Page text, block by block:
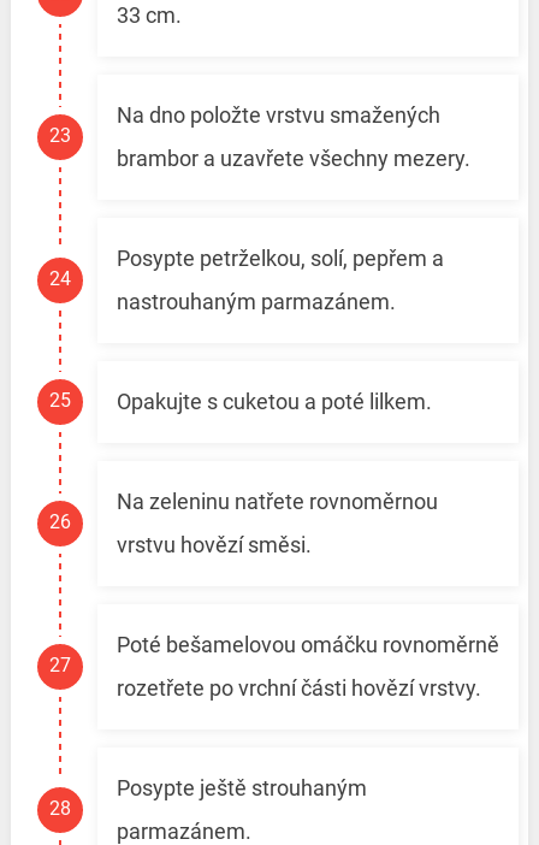
33 cm.
Na dno položte vrstvu smažených
brambor a uzavřete všechny mezery.
Posypte petrželkou, solí, pepřem a
nastrouhaným parmazánem.
Opakujte s cuketou a poté lilkem.
Na zeleninu natřete rovnoměrnou
vrstvu hovězí směsi.
Poté bešamelovou omáčku rovnoměrně
rozetřete po vrchní části hovězí vrstvy.
Posypte ještě strouhaným
parmazánem.